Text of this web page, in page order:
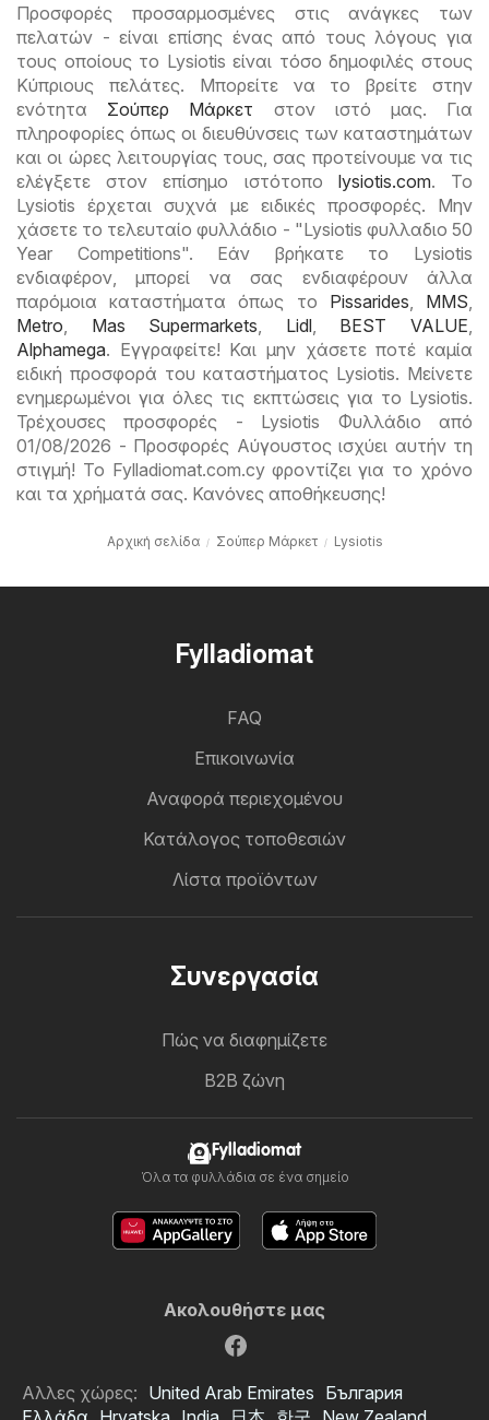
Προσφορές προσαρμοσμένες στις ανάγκες των
πελατών - είναι επίσης ένας από τους λόγους για
τους οποίους το Lysiotis είναι τόσο δημοφιλές στους
Κύπριους πελάτες. Μπορείτε να το βρείτε στην
ενότητα Σούπερ Μάρκετ στον ιστό μας. Για
πληροφορίες όπως οι διευθύνσεις των καταστημάτων
και οι ώρες λειτουργίας τους, σας προτείνουμε να τις
ελέγξετε στον επίσημο ιστότοπο lysiotis.com. Το
Lysiotis έρχεται συχνά με ειδικές προσφορές. Μην
χάσετε το τελευταίο φυλλάδιο - "Lysiotis φυλλαδιο 50
Year Competitions". Εάν βρήκατε το Lysiotis
ενδιαφέρον, μπορεί να σας ενδιαφέρουν άλλα
παρόμοια καταστήματα όπως το Pissarides MMS
Metro
Mas Supermarkets Lidl, BEST VALUE
Alphamega. Εγγραφείτε! Και μην χάσετε ποτέ καμία
ειδική προσφορά του καταστήματος Lysiotis. Μείνετε
ενημερωμένοι για όλες τις εκπτώσεις για το Lysiotis.
Τρέχουσες προσφορές - Lysiotis Φυλλάδιο από
01/08/2026 - Προσφορές Αύγουστος ισχύει αυτήν τη
στιγμή! Το Fylladiomat.com.cy φροντίζει για το χρόνο
και τα χρήματά σας. Κανόνες αποθήκευσης!
Αρχική σελίδα Σούπερ Μάρκετ Lysiotis
Fylladiomat
FAQ
Επικοινωνία
Αναφορά περιεχομένου
Κατάλογος τοποθεσιών
Λίστα προϊόντων
Συνεργασία
Πώς να διαφημίζετε
B2B ζώνη
Fylladiomat
Όλα τα φυλλάδια σε ένα σημείο
Ακολουθήστε μας
Αλλες χώρες: United Arab Emirates България